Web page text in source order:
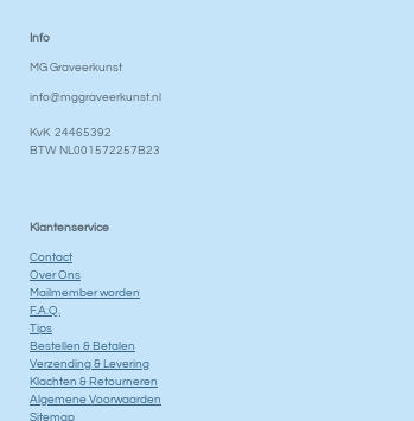
Info
MG Graveerkunst
info@mggraveerkunst.nl
KvK 24465392
BTW NL001572257B23
Klantenservice
Contact
Over Ons
Mailmember worden
F.A.Q.
Tips
Bestellen & Betalen
Verzending & Levering
Klachten & Retourneren
Algemene Voorwaarden
Sitemap